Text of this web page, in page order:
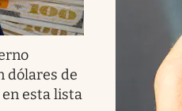
dólares de
esta lista